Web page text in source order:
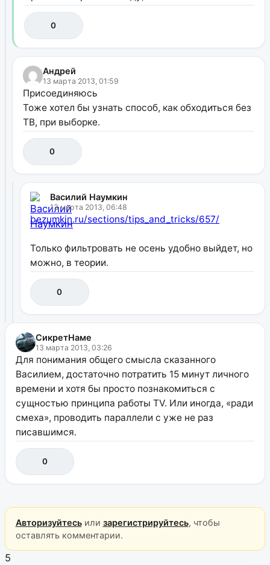
0
Андрей
13 марта 2013, 01:59
Присоединяюсь
Тоже хотел бы узнать способ, как обходиться без
ТВ, при выборке.
0
Василий Наумкин
13 марта 2013, 06:48
bezumkin.ru/sections/tips_and_tricks/657/
Только фильтровать не осень удобно выйдет, но
можно, в теории.
0
СикретНаме
13 марта 2013, 03:26
Для понимания общего смысла сказанного
Василием, достаточно потратить 15 минут личного
времени и хотя бы просто познакомиться с
сущностью принципа работы TV. Или иногда, «ради
смеха», проводить параллели с уже не раз
писавшимся.
0
Авторизуйтесьили зарегистрируйтесь, чтобы
оставлять комментарии.
5